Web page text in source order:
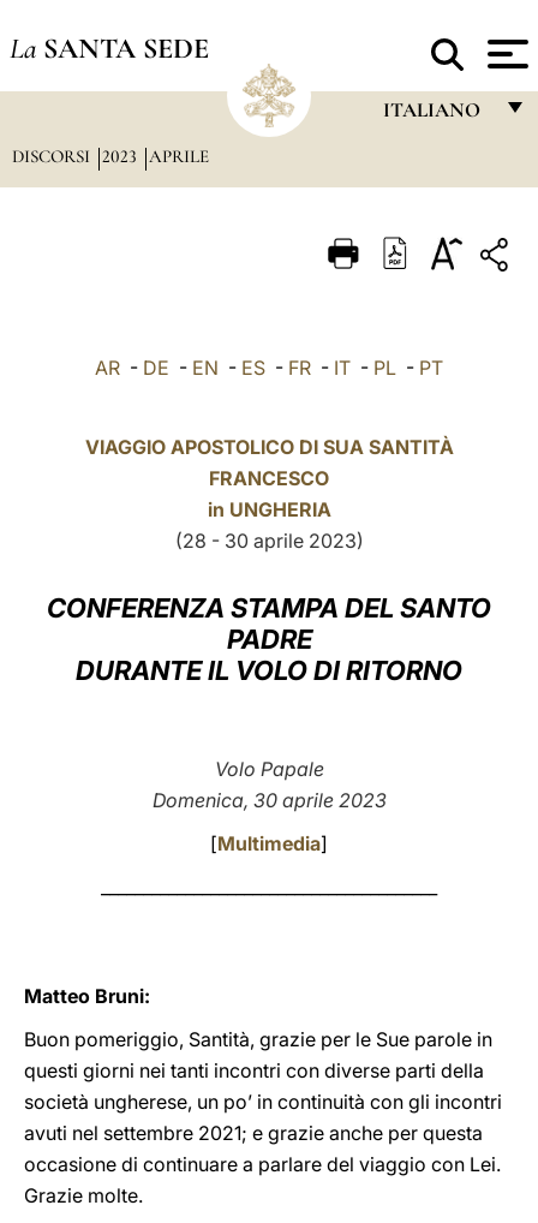
La SANTA SEDE
ITALIANO
ITALIANO
POLSKI
DISCORSI 2023 APRILE
AR - DE - EN - ES - FR - IT - PL - PT
VIAGGIO APOSTOLICO DI SUA SANTITÀ
FRANCESCO
in UNGHERIA
(28 - 30 aprile 2023)
CONFERENZA STAMPA DEL SANTO
PADRE
DURANTE IL VOLO DI RITORNO
Volo Papale
Domenica, 30 aprile 2023
[Multimedia]
Matteo Bruni:
Buon pomeriggio, Santità, grazie per le Sue parole in
questi giorni nei tanti incontri con diverse parti della
società ungherese, un po’ in continuità con gli incontri
avuti nel settembre 2021; e grazie anche per questa
occasione di continuare a parlare del viaggio con Lei.
Grazie molte.